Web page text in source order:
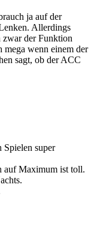
ja auf der
Allerdings
zwar der Funktion
mega wenn einem der
sagt, ob der ACC
Spielen super
auf Maximum ist toll.